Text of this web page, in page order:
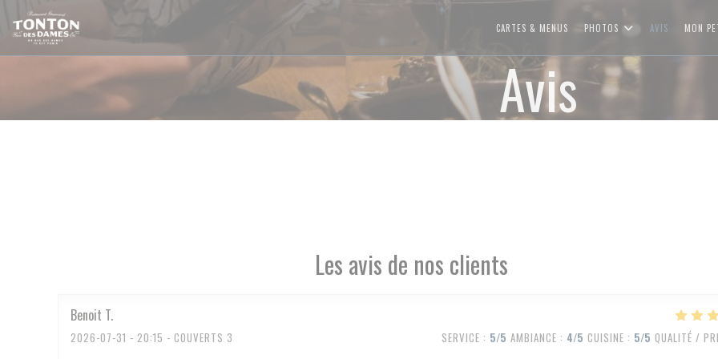
Personnalisation de vos choix en matière de cookies
CARTES & MENUS PHOTOS AVIS MON
Avis
Les avis de nos clients
Benoit T
2026-07-31 - 20:15 - COUVERTS 3 SERVICE : 5/5 AMBIANCE : 4/5 CUISINE : 5/5 QUALITÉ /